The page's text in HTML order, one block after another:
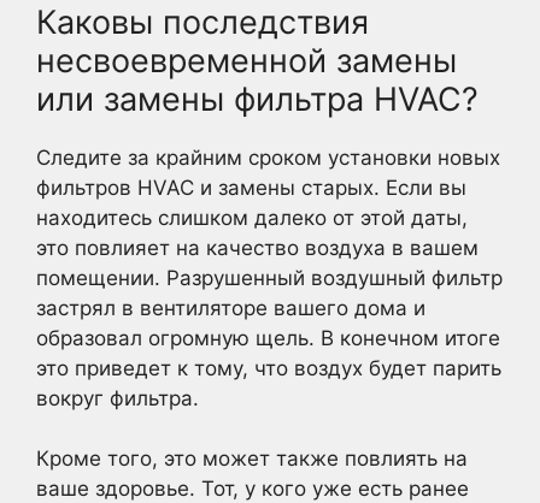
Каковы последствия
несвоевременной замены
или замены фильтра HVAC?
Следите за крайним сроком установки новых
фильтров HVAC и замены старых. Если вы
находитесь слишком далеко от этой даты,
это повлияет на качество воздуха в вашем
помещении. Разрушенный воздушный фильтр
застрял в вентиляторе вашего дома и
образовал огромную щель. В конечном итоге
это приведет к тому, что воздух будет парить
вокруг фильтра.
Кроме того, это может также повлиять на
ваше здоровье. Тот, у кого уже есть ранее